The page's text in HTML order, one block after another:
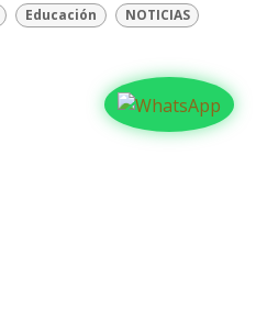
Educación NOTICIAS